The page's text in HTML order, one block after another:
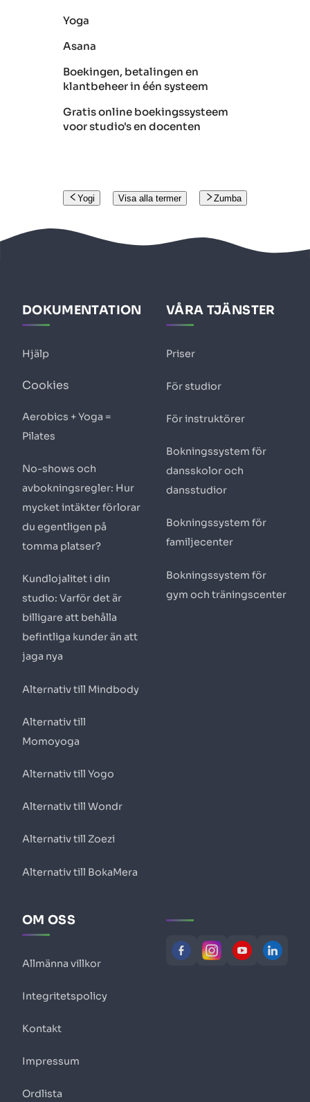
Yoga
Asana
Boekingen, betalingen en
klantbeheer in één systeem
Gratis online boekingssysteem
voor studio's en docenten
Yogi Visa alla termer Zumba
DOKUMENTATION
Hjälp
Cookies
Aerobics + Yoga =
Pilates
No-shows och
avbokningsregler: Hur
mycket intäkter förlorar
du egentligen på
tomma platser?
Kundlojalitet i din
studio: Varför det är
billigare att behålla
befintliga kunder än att
jaga nya
Alternativ till Mindbody
Alternativ till
Momoyoga
Alternativ till Yogo
Alternativ till Wondr
Alternativ till Zoezi
Alternativ till BokaMera
VÅRA TJÄNSTER
Priser
För studior
För instruktörer
Bokningssystem för
dansskolor och
dansstudior
Bokningssystem för
familjecenter
Bokningssystem för
gym och träningscenter
OM OSS
Allmänna villkor
Integritetspolicy
Kontakt
Impressum
Ordlista